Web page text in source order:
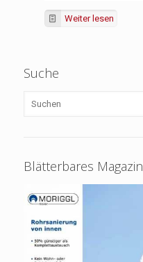
Weiter lesen
Suche
Blätterbares Magazin